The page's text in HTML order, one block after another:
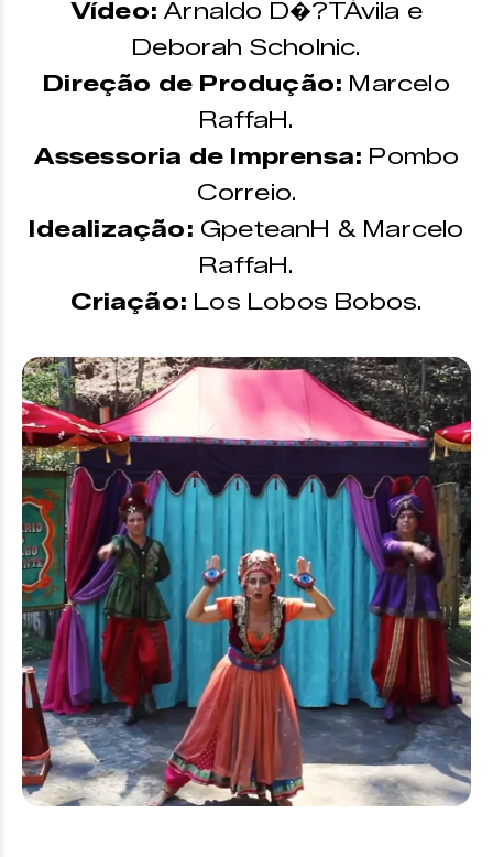
Vídeo:Arnaldo D�?TÁvila e
Deborah Scholnic.
Direção de Produção: Marcelo
RaffaH.
Assessoria de Imprensa: Pombo
Correio.
Idealização: GpeteanH & Marcelo
RaffaH.
Criação: Los Lobos Bobos.